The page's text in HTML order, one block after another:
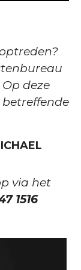
deze
via het
1516